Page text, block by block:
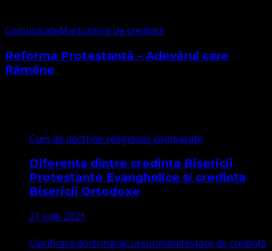
ComunicateMarturisire de credință
Reforma Protestantă – Adevărul care
Rămâne
Curs de doctrine religioase comparate
Diferența dintre credința Bisericii
Protestante Evanghelice și credința
Bisericii Ortodoxe
21 iulie 2021
Clarificare doctrinaraCursurimanifestare de credință